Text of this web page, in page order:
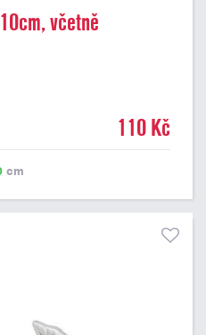
včetně
110 Kč
cm